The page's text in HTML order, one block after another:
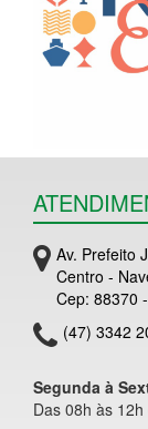
Av. Prefeito
Centro -
Cep: 88370
(47) 3342
Segunda à
Das 08h às